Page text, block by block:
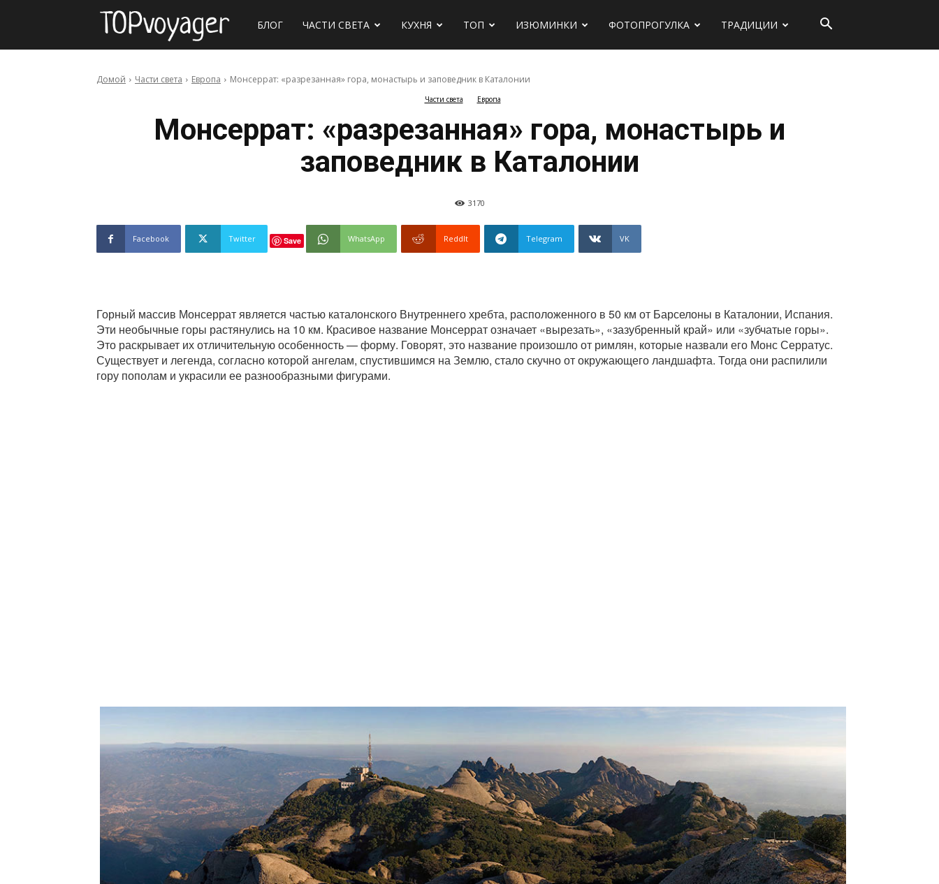
Сайт
БЛОГ ЧАСТИ СВЕТА КУХНЯ ТОП ИЗЮМИНКИ ФОТОПРОГУЛКА ТРАДИЦИИ
Домой Части света Европа Монсеррат: «разрезанная» гора, монастырь и заповедник в Каталонии
Части света Европа
Монсеррат: «разрезанная» гора, монастырь и
заповедник в Каталонии
3170
Facebook Twitter Save WhatsApp ReddIt Telegram VK
Горный массив Монсеррат является частью каталонского Внутреннего хребта, расположенного в 50 км от Барселоны в Каталонии, Испания.
Эти необычные горы растянулись на 10 км. Красивое название Монсеррат означает «вырезать», «зазубренный край» или «зубчатые горы».
Это раскрывает их отличительную особенность — форму. Говорят, это название произошло от римлян, которые назвали его Монс Серратус.
Существует и легенда, согласно которой ангелам, спустившимся на Землю, стало скучно от окружающего ландшафта. Тогда они распилили
гору пополам и украсили ее разнообразными фигурами.